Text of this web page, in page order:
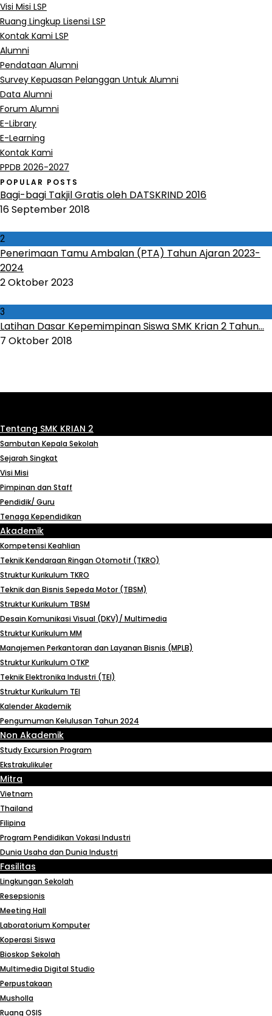
Visi Misi LSP
Ruang Lingkup Lisensi LSP
Kontak Kami LSP
Alumni
Pendataan Alumni
Survey Kepuasan Pelanggan Untuk Alumni
Data Alumni
Forum Alumni
E-Library
E-Learning
Kontak Kami
PPDB 2026-2027
POPULAR POSTS
Bagi-bagi Takjil Gratis oleh DATSKRIND 2016
16 September 2018
2
Penerimaan Tamu Ambalan (PTA) Tahun Ajaran 2023-
2024
2 Oktober 2023
3
Latihan Dasar Kepemimpinan Siswa SMK Krian 2 Tahun...
7 Oktober 2018
Tentang SMK KRIAN 2
Sambutan Kepala Sekolah
Sejarah Singkat
Visi Misi
Pimpinan dan Staff
Pendidik/ Guru
Tenaga Kependidikan
Akademik
Kompetensi Keahlian
Teknik Kendaraan Ringan Otomotif (TKRO)
Struktur Kurikulum TKRO
Teknik dan Bisnis Sepeda Motor (TBSM)
Struktur Kurikulum TBSM
Desain Komunikasi Visual (DKV)/ Multimedia
Struktur Kurikulum MM
Manajemen Perkantoran dan Layanan Bisnis (MPLB)
Struktur Kurikulum OTKP
Teknik Elektronika Industri (TEI)
Struktur Kurikulum TEI
Kalender Akademik
Pengumuman Kelulusan Tahun 2024
Non Akademik
Study Excursion Program
Ekstrakulikuler
Mitra
Vietnam
Thailand
Filipina
Program Pendidikan Vokasi Industri
Dunia Usaha dan Dunia Industri
Fasilitas
Lingkungan Sekolah
Resepsionis
Meeting Hall
Laboratorium Komputer
Koperasi Siswa
Bioskop Sekolah
Multimedia Digital Studio
Perpustakaan
Musholla
Ruang OSIS